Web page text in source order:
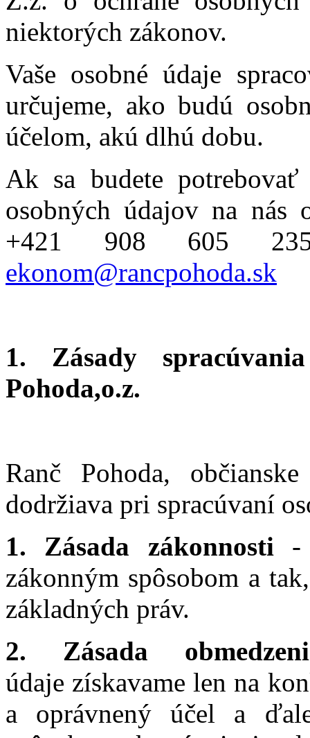
niektorých zákonov.
Vaše osobné údaje
určujeme, ako budú
účelom, akú dlhú dobu.
Ak sa budete
osobných údajov na
+421 908 605 235
ekonom@rancpohoda.sk
1. Zásady
Pohoda,o.z.
Ranč Pohoda,
dodržiava pri spracúvaní
1. Zásada zákonnosti -
zákonným spôsobom a
základných práv.
2. Zásada
údaje získavame len na
a oprávnený účel a